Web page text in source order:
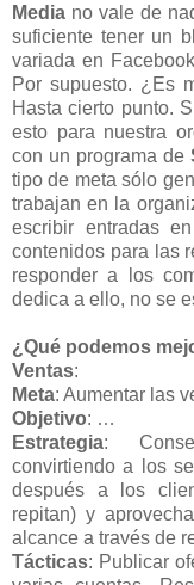
Media no vale de
suficiente tener un
variada en
Por supuesto. ¿Es
Hasta cierto punto.
esto para nuestra
con un programa de
tipo de meta sólo
trabajan en la
escribir entradas
contenidos para las
responder a los
dedica a ello, no se
¿Qué podemos
Ventas:
Meta: Aumentar las
Objetivo: …
Estrategia:
convirtiendo a los
después a los
repitan) y
alcance a través de
Tácticas: Publicar